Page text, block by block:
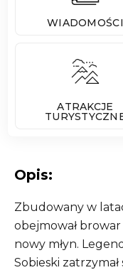
WIADOMOŚCI
ATRAKCJE
Opis:
Zbudowany w
obejmował
nowy młyn.
Sobieski